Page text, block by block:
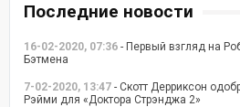
Последние новости
16-02-2020, 07:36 - Первый взгляд на
Бэтмена
7-02-2020, 13:47 - Скотт Дерриксон
Рэйми для «Доктора Стрэнджа 2»